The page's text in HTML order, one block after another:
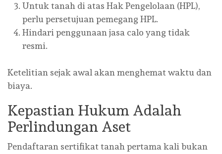
Untuk tanah di atas Hak Pengelolaan (HPL),
perlu persetujuan pemegang HPL.
Hindari penggunaan jasa calo yang tidak
resmi.
Ketelitian sejak awal akan menghemat waktu dan
biaya.
Kepastian Hukum Adalah
Perlindungan Aset
Pendaftaran sertifikat tanah pertama kali bukan